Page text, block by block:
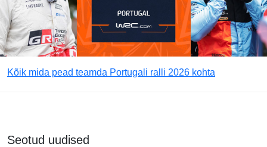
Kõik mida pead teamda Portugali ralli 2026 kohta
Seotud uudised